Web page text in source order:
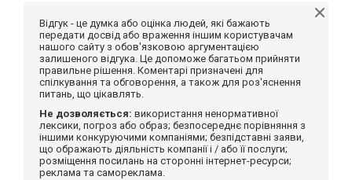
Відгук - це думка або оцінка людей, які бажають
передати досвід або враження іншим користувачам
нашого сайту з обов'язковою аргументацією
залишеного відгука. Це допоможе багатьом прийняти
правильне рішення. Коментарі призначені для
спілкування та обговорення, а також для роз'яснення
питань, що цікавлять.
Не дозволяється: використання ненормативної
лексики, погроз або образ; безпосереднє порівняння з
іншими конкуруючими компаніями; безпідставні заяви,
що ображають діяльність компанії і / або її послуги;
розміщення посилань на сторонні інтернет-ресурси;
реклама та самореклама.